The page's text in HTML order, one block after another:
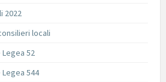
2022
locali
52
544